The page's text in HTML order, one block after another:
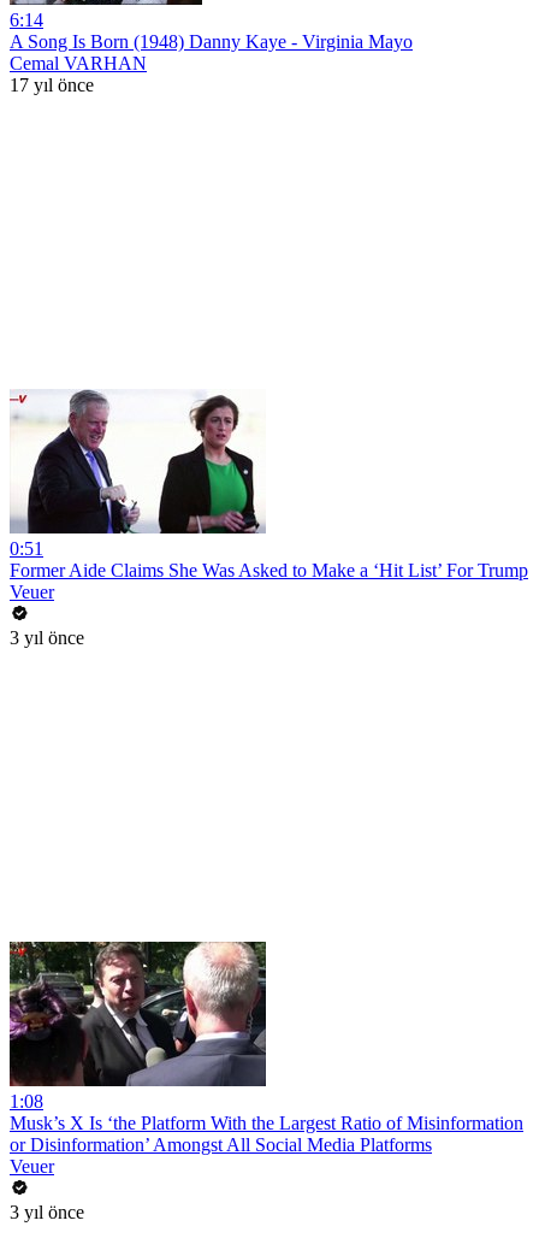
6:14
A Song Is Born (1948) Danny Kaye - Virginia Mayo
Cemal VARHAN
17 yıl önce
0:51
Former Aide Claims She Was Asked to Make a ‘Hit List’ For Trump
Veuer
3 yıl önce
1:08
Musk’s X Is ‘the Platform With the Largest Ratio of Misinformation
or Disinformation’ Amongst All Social Media Platforms
Veuer
3 yıl önce